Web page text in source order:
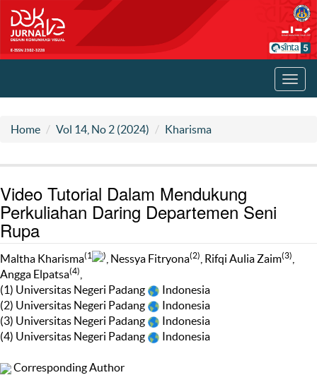
Home Vol 14, No 2 (2024) Kharisma
Video Tutorial Dalam Mendukung
Perkuliahan Daring Departemen Seni
Rupa
Maltha Kharisma(1 ) , Nessya Fitryona(2) , Rifqi Aulia Zaim(3)
Angga Elpatsa(4)
(1) Universitas Negeri Padang
Indonesia
(2) Universitas Negeri Padang
Indonesia
(3) Universitas Negeri Padang
Indonesia
(4) Universitas Negeri Padang
Indonesia
Corresponding Author